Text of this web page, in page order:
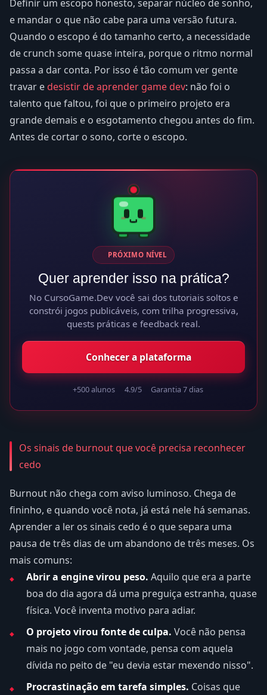
Definir um escopo honesto, separar núcleo de sonho,
e mandar o que não cabe para uma versão futura.
Quando o escopo é do tamanho certo, a necessidade
de crunch some quase inteira, porque o ritmo normal
passa a dar conta. Por isso é tão comum ver gente
travar edesistir de aprender game dev: não foi o
talento que faltou, foi que o primeiro projeto era
grande demais e o esgotamento chegou antes do fim.
Antes de cortar o sono, corte o escopo.
PRÓXIMO NÍVEL
Quer aprender isso na prática?
No CursoGame.Dev você sai dos tutoriais soltos e
constrói jogos publicáveis, com trilha progressiva,
quests práticas e feedback real.
Conhecer a plataforma
+500 alunos 4.9/5 Garantia 7 dias
Os sinais de burnout que você precisa reconhecer
cedo
Burnout não chega com aviso luminoso. Chega de
fininho, e quando você nota, já está nele há semanas.
Aprender a ler os sinais cedo é o que separa uma
pausa de três dias de um abandono de três meses. Os
mais comuns:
Abrir a engine virou peso. Aquilo que era a parte
boa do dia agora dá uma preguiça estranha, quase
física. Você inventa motivo para adiar.
O projeto virou fonte de culpa. Você não pensa
mais no jogo com vontade, pensa com aquela
dívida no peito de "eu devia estar mexendo nisso".
Procrastinação em tarefa simples. Coisas que